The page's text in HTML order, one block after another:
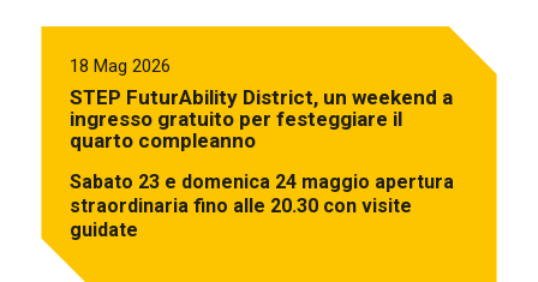
18 Mag 2026
STEP FuturAbility District, un weekend a
ingresso gratuito per festeggiare il
quarto compleanno
Sabato 23 e domenica 24 maggio apertura
straordinaria fino alle 20.30 con visite
guidate